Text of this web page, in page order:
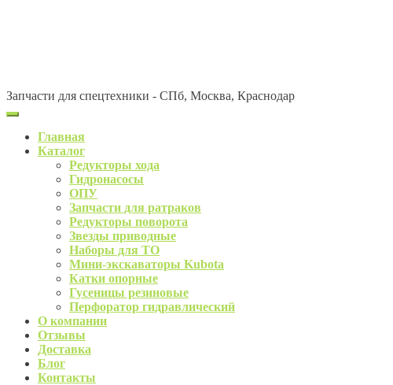
Запчасти для спецтехники - СПб, Москва, Краснодар
Главная
Каталог
Редукторы хода
Гидронасосы
ОПУ
Запчасти для ратраков
Редукторы поворота
Звезды приводные
Наборы для ТО
Мини-экскаваторы Kubota
Катки опорные
Гусеницы резиновые
Перфоратор гидравлический
О компании
Отзывы
Доставка
Блог
Контакты